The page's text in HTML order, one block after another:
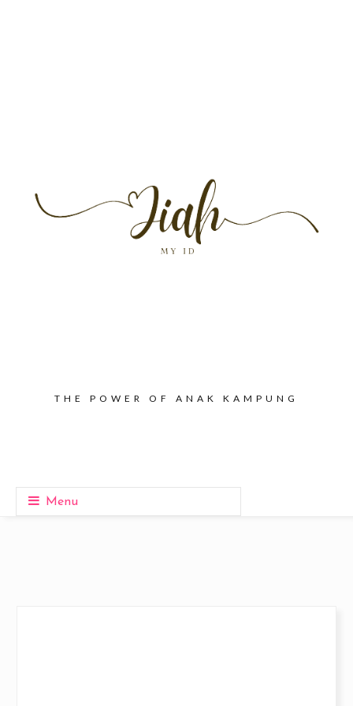
THE POWER OF ANAK KAMPUNG
Menu